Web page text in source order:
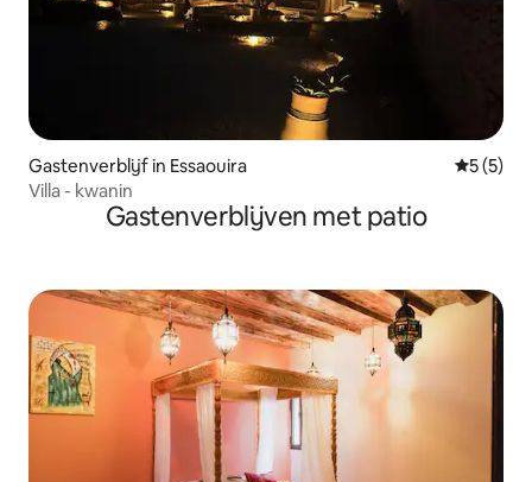
Gastenverblijf in Essaouira
5 (5)
Villa - kwanin
Gastenverblijven met patio